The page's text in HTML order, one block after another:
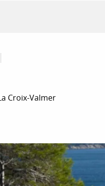
Croix-Valmer